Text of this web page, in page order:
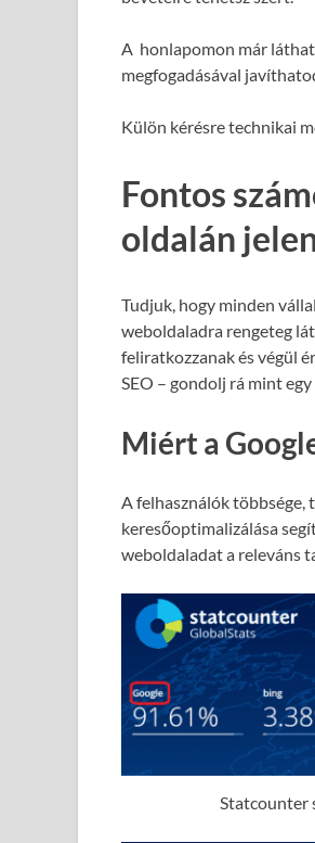
A honlapomon már
megfogadásával
Külön kérésre technikai
Fontos
oldalán
Tudjuk, hogy minden
weboldaladra rengeteg
feliratkozzanak és végül
SEO – gondolj rá mint
Miért a
A felhasználók többsége,
keresőoptimalizálása
weboldaladat a releváns
Statcounter